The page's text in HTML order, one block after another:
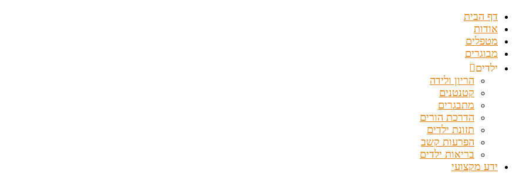
דף הבית
אודות
מטפלים
מבוגרים
ילדים
הריון ולידה
קטנטנים
מתבגרים
הדרכת הורים
תזונת ילדים
הפרעות קשב
בריאות ילדים
ידע מקצועי